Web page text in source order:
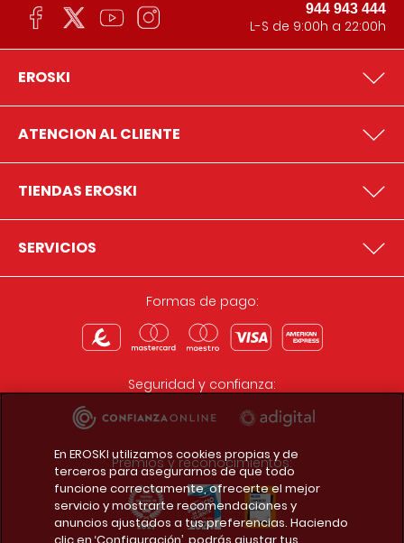
944 943 444
L-S de 9:00h a 22:00h
EROSKI
ATENCION AL CLIENTE
TIENDAS EROSKI
SERVICIOS
Formas de pago:
Seguridad y confianza:
Premios y reconocimientos:
En EROSKI utilizamos cookies propias y de
terceros para asegurarnos de que todo
funcione correctamente, ofrecerte el mejor
servicio y mostrarte recomendaciones y
anuncios ajustados a tus preferencias. Haciendo
clic en ‘Configuración’, podrás ajustar tus